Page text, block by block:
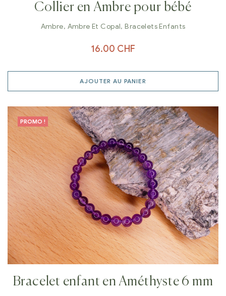
Collier en Ambre pour bébé
Ambre, Ambre Et Copal,Bracelets Enfants
16.00 CHF
AJOUTER AU PANIER
PROMO !
Bracelet enfant en Améthyste 6 mm